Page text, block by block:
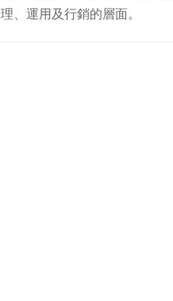
理、運用及行銷的層面。